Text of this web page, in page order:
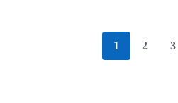
stránka
1 2 3